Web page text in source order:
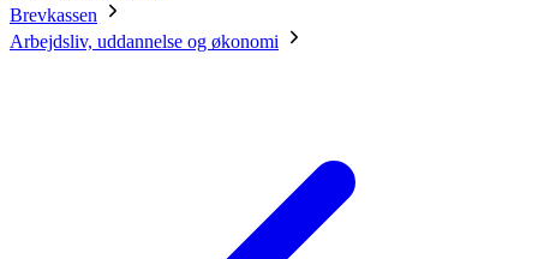
Brevkassen
Arbejdsliv, uddannelse og økonomi